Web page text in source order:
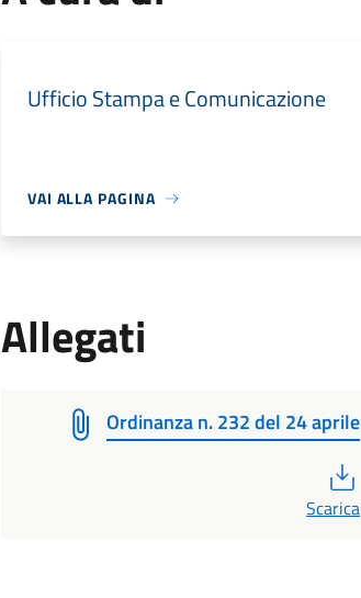
Ufficio Stampa e Comunicazione
VAI ALLA PAGINA
Allegati
Ordinanza n. 232 del 24 aprile
Scarica